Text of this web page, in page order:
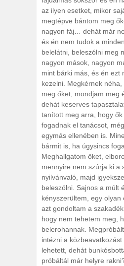
az ilyen esetket, mikor
megtépve bántom meg
nagyon fáj… dehát már
és én nem tudok a
belelátni, beleszólni meg
nagyon mások, nagyon
mint bárki más, és én ezt
kezelni. Megkérnek
meg őket, mondjam meg
dehát keserves
tanított meg arra, hogy
fogadnak el tanácsot,
egymás ellenében is.
bármit is, ha úgysincs
Meghallgatom őket,
mennyire nem szúrja ki a
nyilvánvaló, majd
beleszólni. Sajnos a múlt
kényszerültem, egy olyan
azt gondoltam a
hogy nem tehetem meg,
belerohannak.
intézni a
lehetett, dehát
próbáltál már helyre